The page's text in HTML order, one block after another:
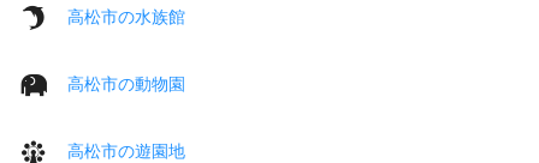
高松市の水族館
高松市の動物園
高松市の遊園地